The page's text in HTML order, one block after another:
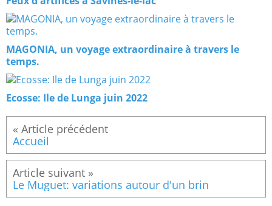
MAGONIA, un voyage extraordinaire à travers le
temps.
Ecosse: Ile de Lunga juin 2022
Accueil
Le Muguet: variations autour d'un brin